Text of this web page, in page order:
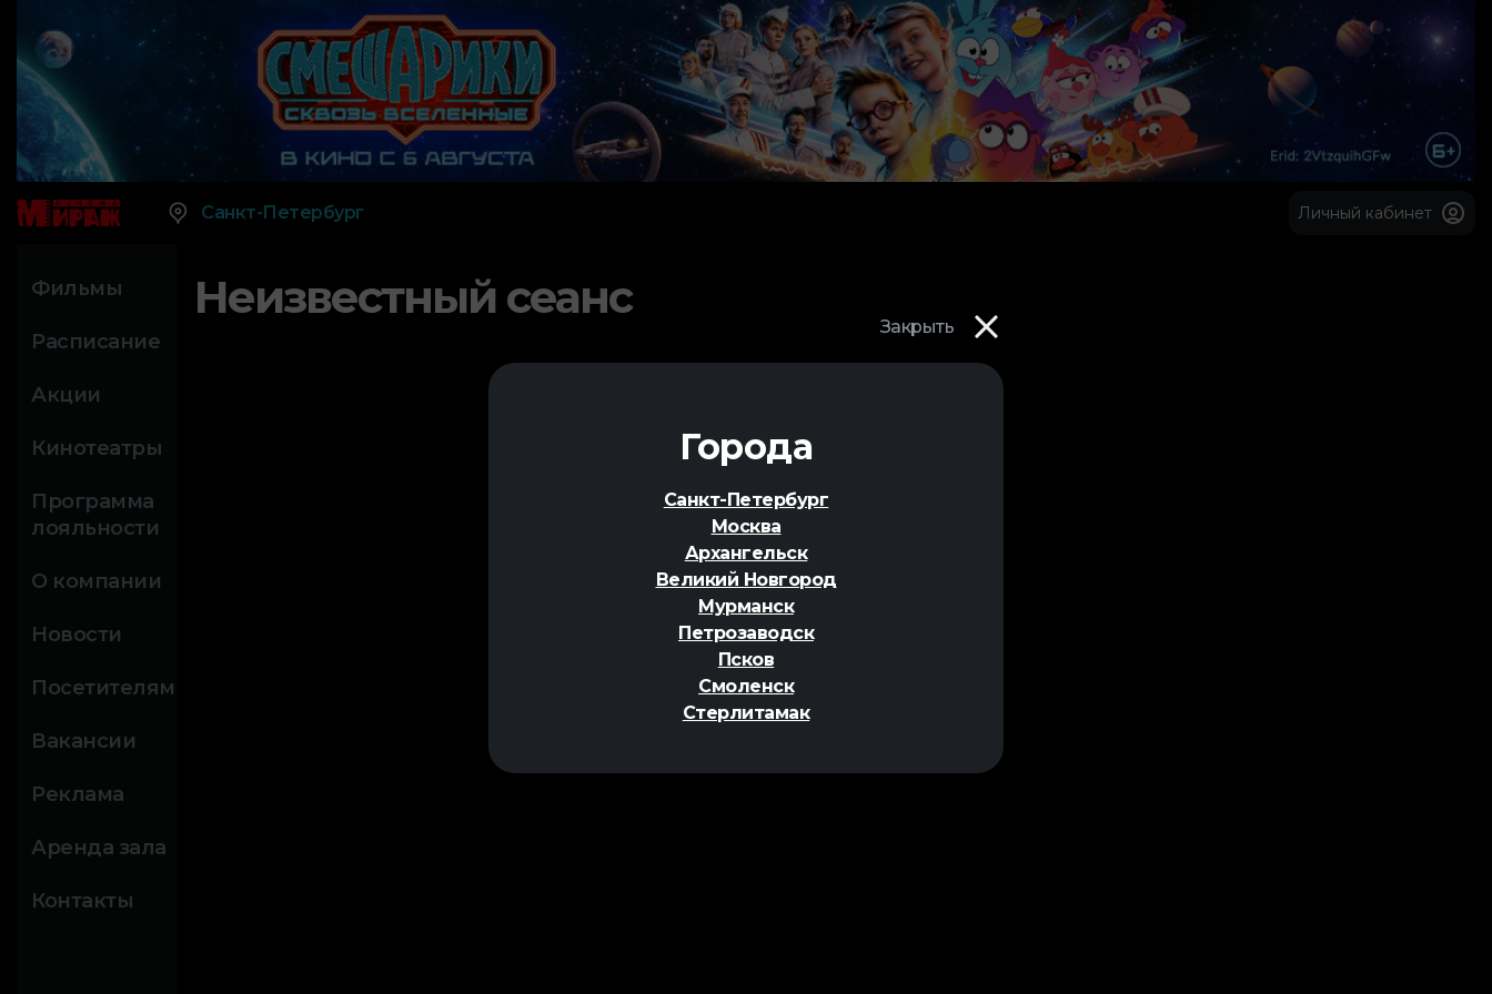
Закрыть
Города
Санкт-Петербург
Москва
Архангельск
Великий Новгород
Мурманск
Петрозаводск
Псков
Смоленск
Стерлитамак
Санкт-Петербург Личный кабинет
Фильмы
Расписание
Акции
Кинотеатры
Программа
лояльности
О компании
Новости
Посетителям
Вакансии
Реклама
Аренда зала
Контакты
Неизвестный сеанс